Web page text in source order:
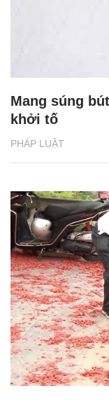
PHÁP LUẬT
Mang súng
khởi tố